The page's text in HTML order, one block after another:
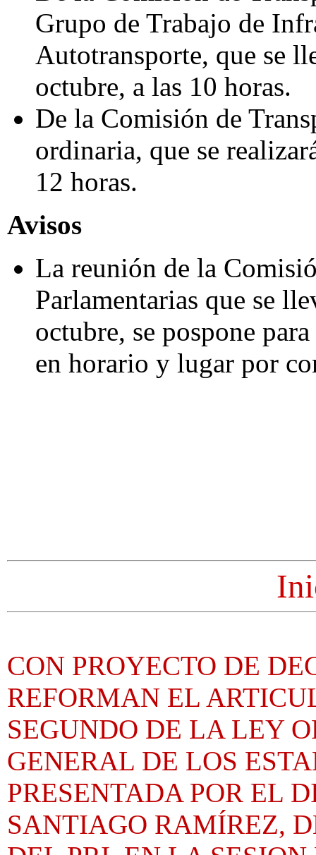
Grupo de Trabajo de
Autotransporte, que se
octubre, a las 10 horas.
De la Comisión de
ordinaria, que se
12 horas.
Avisos
La reunión de la
Parlamentarias que se
octubre, se pospone
en horario y lugar por
CON PROYECTO DE
REFORMAN EL
SEGUNDO DE LA LEY
GENERAL DE LOS
PRESENTADA POR EL
SANTIAGO RAMÍREZ,